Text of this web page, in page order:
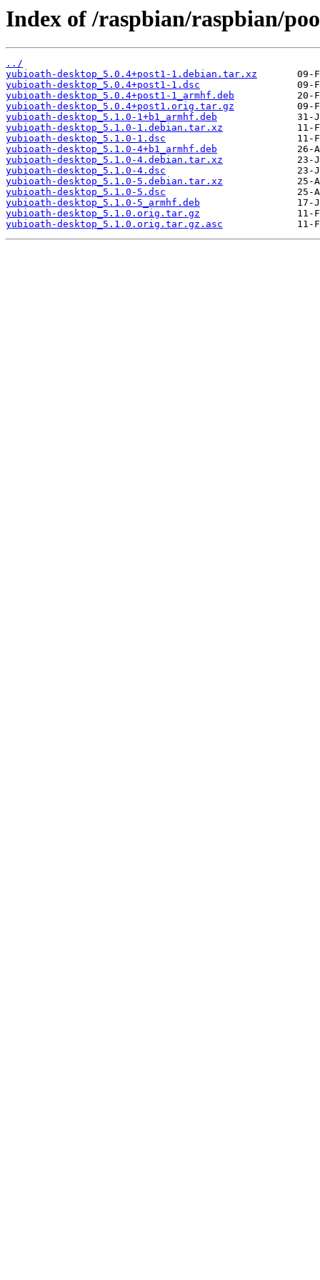
Index of /raspbian/raspbian/
../
yubioath-desktop_5.0.4+post1-1.debian.tar.xz
yubioath-desktop_5.0.4+post1-1.dsc
yubioath-desktop_5.0.4+post1-1_armhf.deb
yubioath-desktop_5.0.4+post1.orig.tar.gz
yubioath-desktop_5.1.0-1+b1_armhf.deb
yubioath-desktop_5.1.0-1.debian.tar.xz
yubioath-desktop_5.1.0-1.dsc
yubioath-desktop_5.1.0-4+b1_armhf.deb
yubioath-desktop_5.1.0-4.debian.tar.xz
yubioath-desktop_5.1.0-4.dsc
yubioath-desktop_5.1.0-5.debian.tar.xz
yubioath-desktop_5.1.0-5.dsc
yubioath-desktop_5.1.0-5_armhf.deb
yubioath-desktop_5.1.0.orig.tar.gz
yubioath-desktop_5.1.0.orig.tar.gz.asc